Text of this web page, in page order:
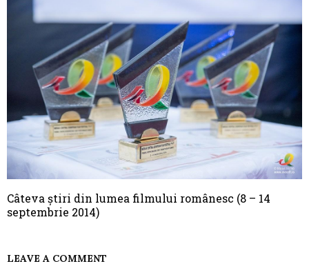
Câteva știri din lumea filmului românesc (8 – 14
septembrie 2014)
LEAVE A COMMENT